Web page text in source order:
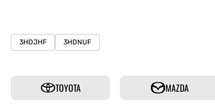
3HDJHF 3HDNUF
TOYOTA MAZDA